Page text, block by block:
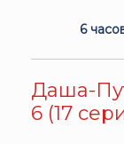
6
Даша-
6 (17